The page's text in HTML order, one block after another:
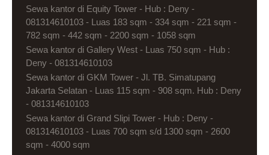
Sewa kantor di Equity Tower - Hub : Deny -
081314610103 - Luas 183 sqm - 334 sqm - 221 sqm -
782 sqm - 442 sqm - 2200 sqm - 1058 sqm
Sewa kantor di Gallery West - Luas 750 sqm - Hub :
Deny - 081314610103
Sewa kantor di GKM Tower - Jl. TB. Simatupang
Jakarta Selatan - Luas 115 sqm - 908 sqm. Hub : Deny
- 081314610103
Sewa kantor di Grand Slipi Tower - Hub : Deny -
081314610103 - Luas 700 sqm s/d 1300 sqm - 2600
sqm - 4000 sqm